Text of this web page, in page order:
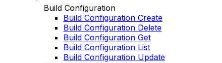
Build Configuration
Build Configuration Create
Build Configuration Delete
Build Configuration Get
Build Configuration List
Build Configuration Update